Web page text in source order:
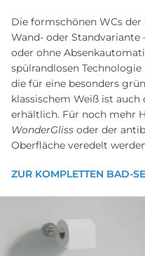
Die formschönen WCs der
Wand- oder
oder ohne
spülrandlosen Technologie
die für eine besonders
klassischem Weiß ist
erhältlich. Für noch mehr
WonderGliss oder der
Oberfläche veredelt
ZUR KOMPLETTEN BAD-